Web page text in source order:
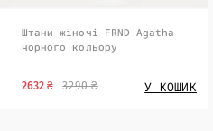
Штани жіночі FRND Agatha
чорного кольору
3290 ₴
2632 ₴ У КОШИК